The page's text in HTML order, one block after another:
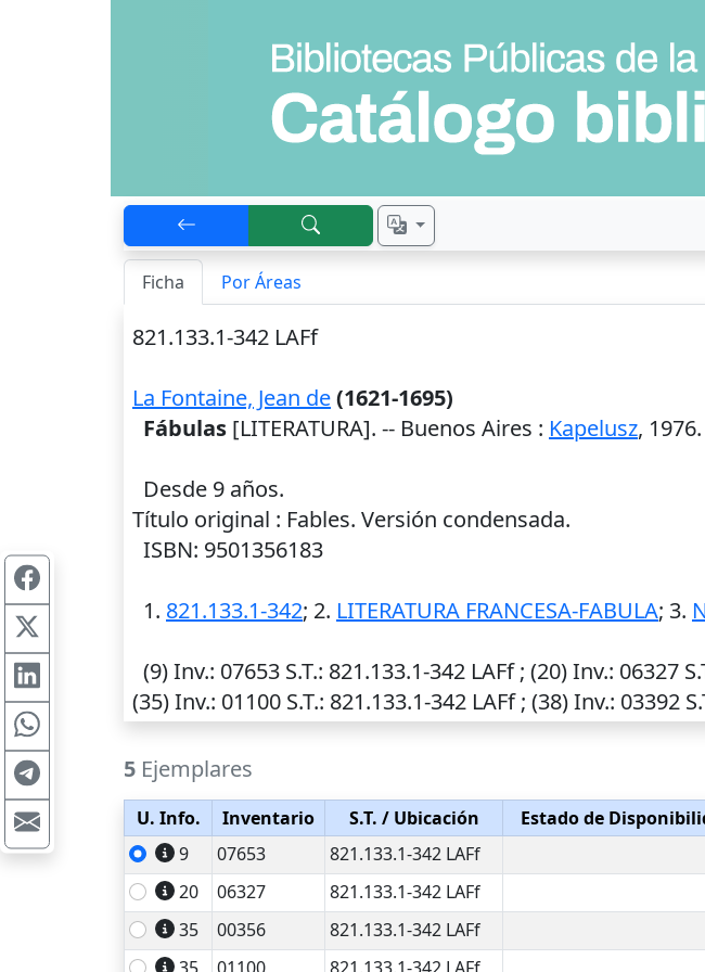
Ficha Por Áreas
821.133.1-342 LAFf
La Fontaine, Jean de(1621-1695)
Fábulas [LITERATURA]. -- Buenos Aires : Kapelusz, 1976
Desde 9 años.
Título original : Fables. Versión condensada.
ISBN: 9501356183
1. 821.133.1-342; 2. LITERATURA FRANCESA-FABULA; 3.
(9)Inv.: 07653 S.T.: 821.133.1-342 LAFf ; (20)Inv.: 06327
(35)Inv.: 01100 S.T.: 821.133.1-342 LAFf ; (38)Inv.: 03392
5 Ejemplares
U. Info. Inventario S.T. / Ubicación Estado de
9
07653 821.133.1-342 LAFf
20
06327 821.133.1-342 LAFf
35
00356 821.133.1-342 LAFf